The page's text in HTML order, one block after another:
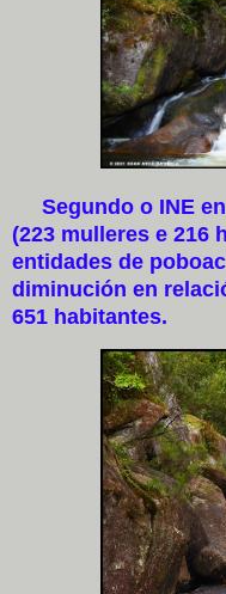
Segundo o INE en
(223 mulleres e 216
entidades de
diminución en
651 habitantes.